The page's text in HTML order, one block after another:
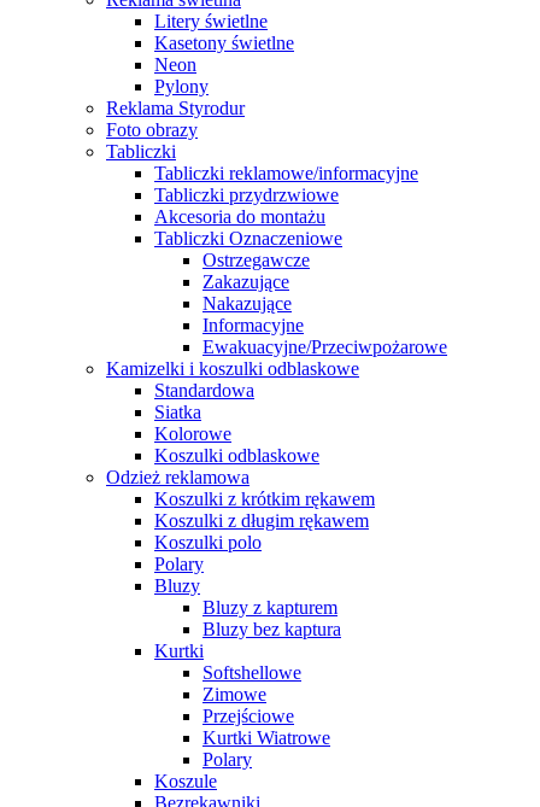
Litery świetlne
Kasetony świetlne
Neon
Pylony
Reklama Styrodur
Foto obrazy
Tabliczki
Tabliczki reklamowe/informacyjne
Tabliczki przydrzwiowe
Akcesoria do montażu
Tabliczki Oznaczeniowe
Ostrzegawcze
Zakazujące
Nakazujące
Informacyjne
Ewakuacyjne/Przeciwpożarowe
Kamizelki i koszulki odblaskowe
Standardowa
Siatka
Kolorowe
Koszulki odblaskowe
Odzież reklamowa
Koszulki z krótkim rękawem
Koszulki z długim rękawem
Koszulki polo
Polary
Bluzy
Bluzy z kapturem
Bluzy bez kaptura
Kurtki
Softshellowe
Zimowe
Przejściowe
Kurtki Wiatrowe
Polary
Koszule
Bezrękawniki